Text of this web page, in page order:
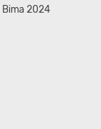
Bima 2024